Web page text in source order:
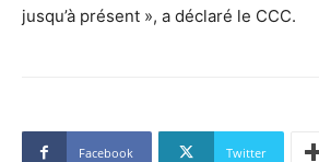
jusqu’à présent », a déclaré le CCC.
Facebook Twitter